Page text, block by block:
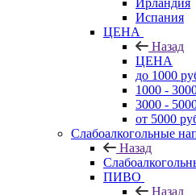
Ирландия
Испания
ЦЕНА
Назад
ЦЕНА
до 1000
1000 -
3000 -
от 5000
Слабоалкогольные
Назад
ПИВО
Назад